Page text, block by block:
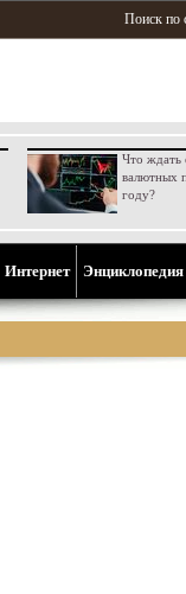
Поиск по
Что ждать
валютных
году?
Интернет Энциклопедия